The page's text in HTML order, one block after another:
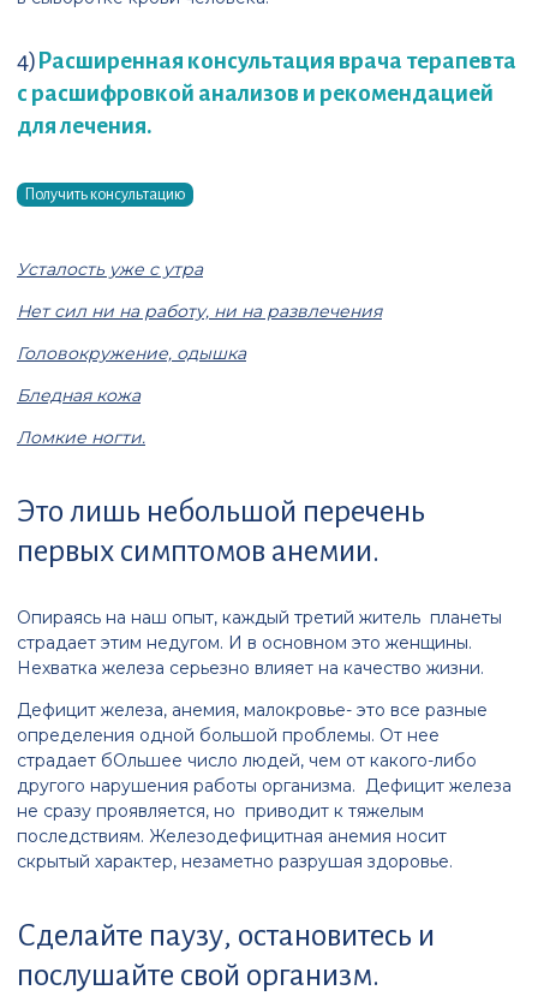
4) Расширенная консультация врача терапевта
с расшифровкой анализов и рекомендацией
для лечения.
Получить консультацию
Усталость уже с утра
Нет сил ни на работу, ни на развлечения
Головокружение, одышка
Бледная кожа
Ломкие ногти.
Это лишь небольшой перечень
первых симптомов анемии.
Опираясь на наш опыт, каждый третий житель планеты
страдает этим недугом. И в основном это женщины.
Нехватка железа серьезно влияет на качество жизни.
Дефицит железа, анемия, малокровье- это все разные
определения одной большой проблемы. От нее
страдает бОльшее число людей, чем от какого-либо
другого нарушения работы организма. Дефицит железа
не сразу проявляется, но приводит к тяжелым
последствиям. Железодефицитная анемия носит
скрытый характер, незаметно разрушая здоровье.
Сделайте паузу, остановитесь и
послушайте свой организм.